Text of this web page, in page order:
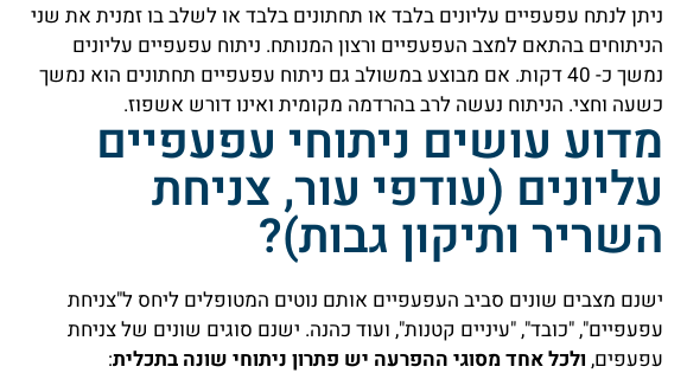
ניתן לנתח עפעפיים עליונים בלבד או תחתונים בלבד או לשלב בו זמנית את שני
הניתוחים בהתאם למצב העפעפיים ורצון המנותח. ניתוח עפעפיים עליונים
נמשך כ- 40 דקות. אם מבוצע במשולב גם ניתוח עפעפיים תחתונים הוא נמשך
כשעה וחצי. הניתוח נעשה לרב בהרדמה מקומית ואינו דורש אשפוז.
מדוע עושים ניתוחי עפעפיים
עליונים (עודפי עור, צניחת
השריר ותיקון גבות)?
ישנם מצבים שונים סביב העפעפיים אותם נוטים המטופלים ליחס ל"צניחת
עפעפיים", "כובד", "עיניים קטנות", ועוד כהנה. ישנם סוגים שונים של צניחת
עפעפים, ולכל אחד מסוגי ההפרעה יש פתרון ניתוחי שונה בתכלית: